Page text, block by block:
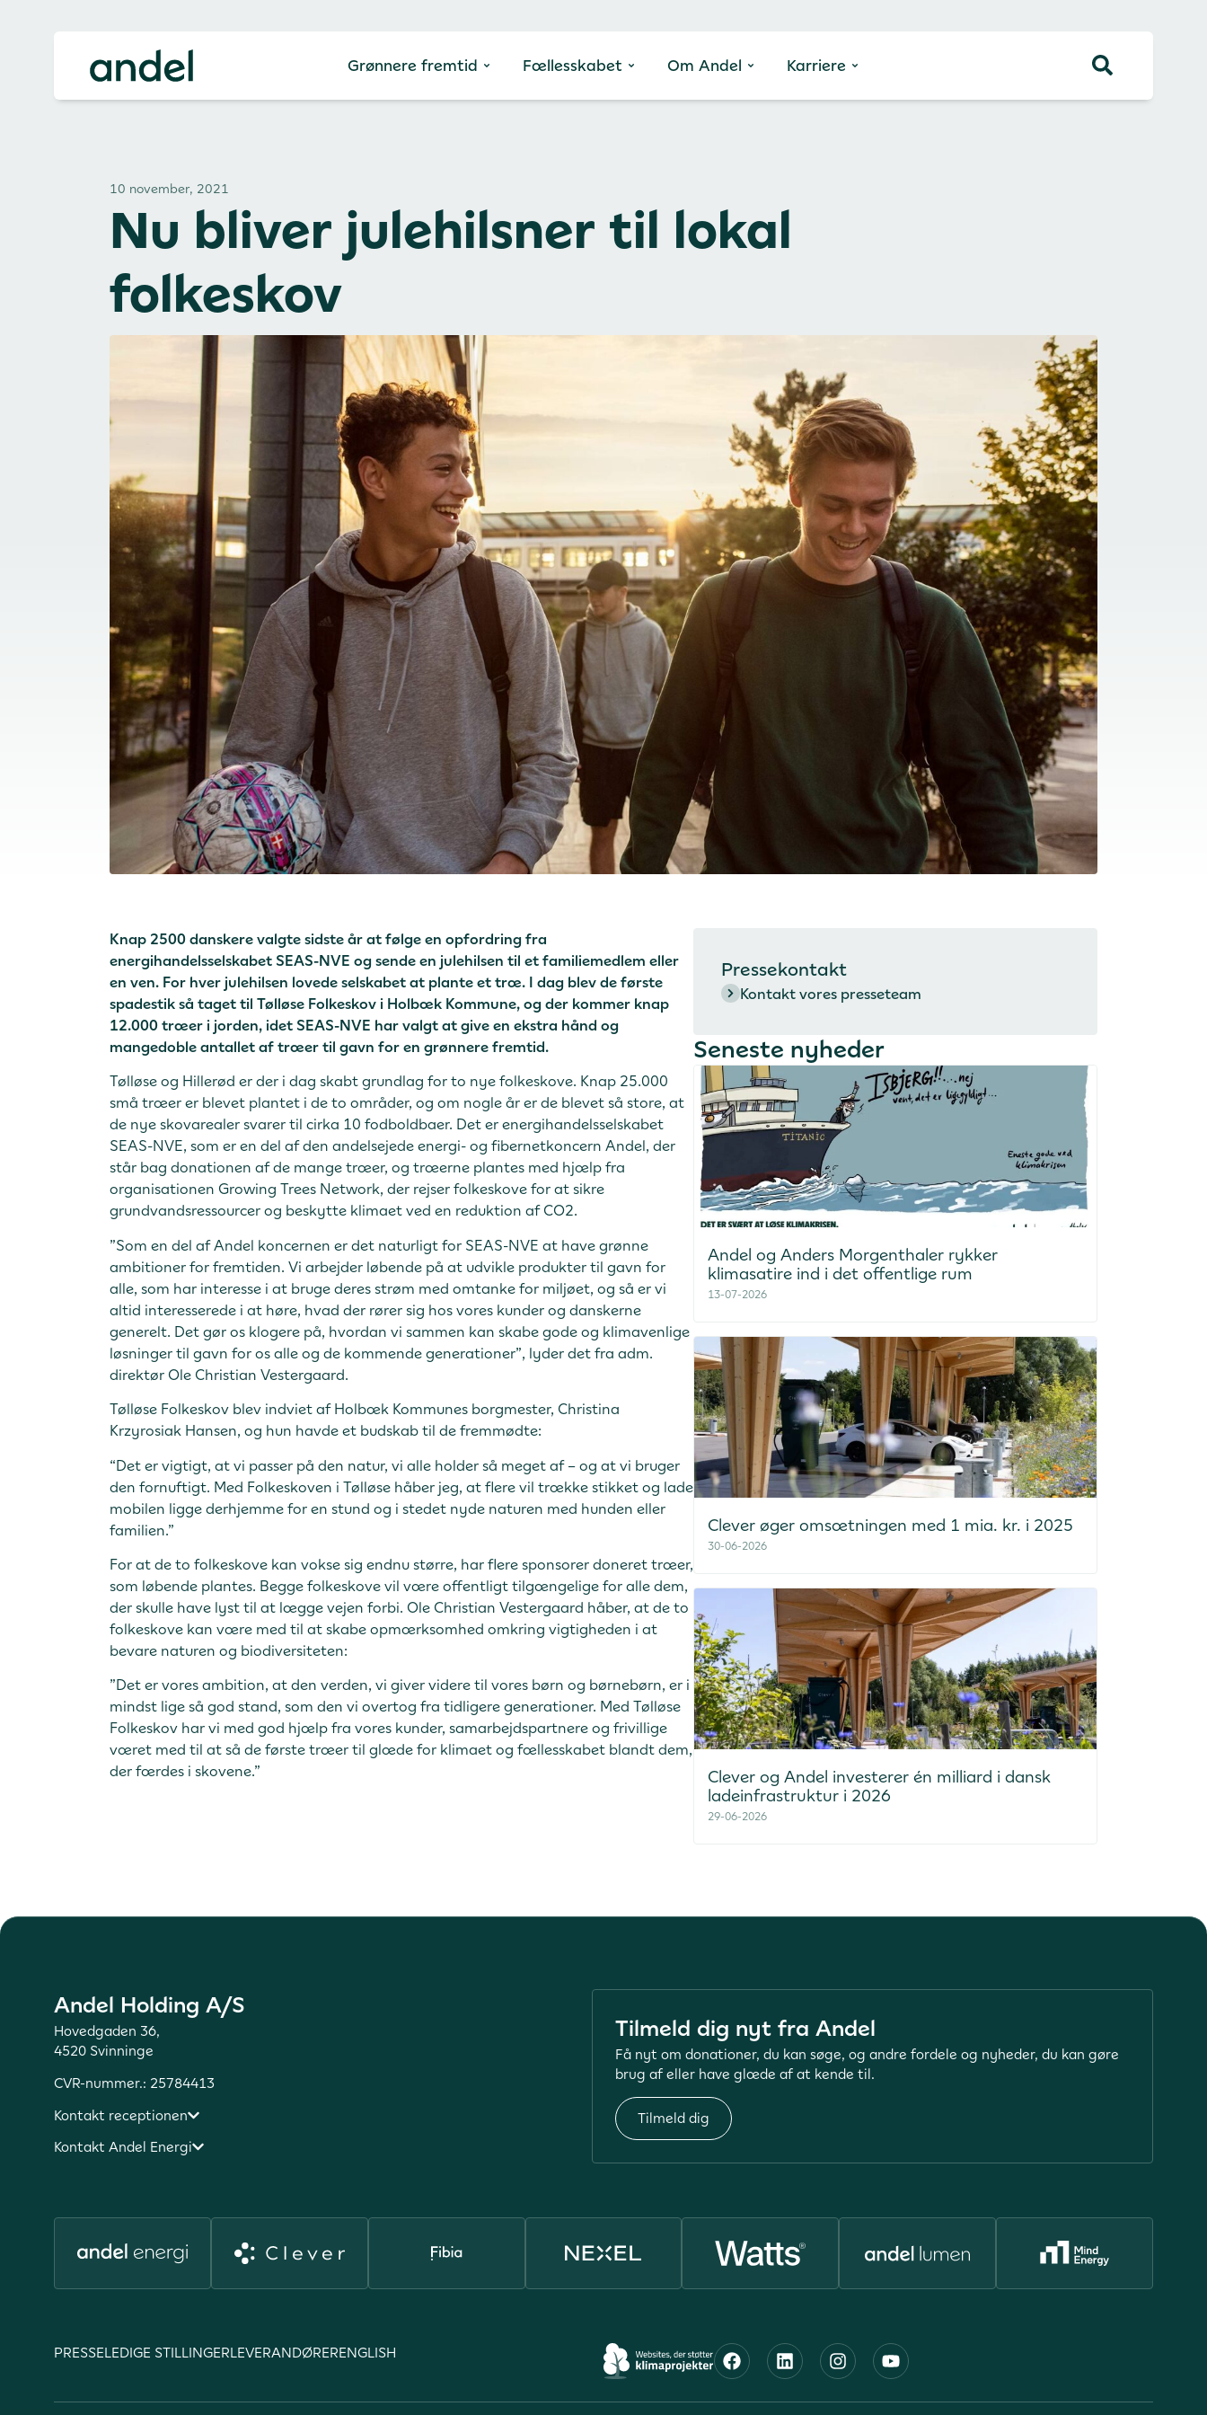
Grønnere fremtid Fællesskabet Om Andel Karriere
10 november, 2021
Nu bliver julehilsner til lokal
folkeskov
Knap 2500 danskere valgte sidste år at følge en opfordring fra
energihandelsselskabet SEAS-NVE og sende en julehilsen til et familiemedlem eller
en ven. For hver julehilsen lovede selskabet at plante et træ. I dag blev de første
spadestik så taget til Tølløse Folkeskov i Holbæk Kommune, og der kommer knap
12.000 træer i jorden, idet SEAS-NVE har valgt at give en ekstra hånd og
mangedoble antallet af træer til gavn for en grønnere fremtid.
Tølløse og Hillerød er der i dag skabt grundlag for to nye folkeskove. Knap 25.000
små træer er blevet plantet i de to områder, og om nogle år er de blevet så store, at
de nye skovarealer svarer til cirka 10 fodboldbaer. Det er energihandelsselskabet
SEAS-NVE, som er en del af den andelsejede energi- og fibernetkoncern Andel, der
står bag donationen af de mange træer, og træerne plantes med hjælp fra
organisationen Growing Trees Network, der rejser folkeskove for at sikre
grundvandsressourcer og beskytte klimaet ved en reduktion af CO2.
”Som en del af Andel koncernen er det naturligt for SEAS-NVE at have grønne
ambitioner for fremtiden. Vi arbejder løbende på at udvikle produkter til gavn for
alle, som har interesse i at bruge deres strøm med omtanke for miljøet, og så er vi
altid interesserede i at høre, hvad der rører sig hos vores kunder og danskerne
generelt. Det gør os klogere på, hvordan vi sammen kan skabe gode og klimavenlige
løsninger til gavn for os alle og de kommende generationer”, lyder det fra adm.
direktør Ole Christian Vestergaard.
Tølløse Folkeskov blev indviet af Holbæk Kommunes borgmester, Christina
Krzyrosiak Hansen, og hun havde et budskab til de fremmødte:
“Det er vigtigt, at vi passer på den natur, vi alle holder så meget af – og at vi bruger
den fornuftigt. Med Folkeskoven i Tølløse håber jeg, at flere vil trække stikket og lade
mobilen ligge derhjemme for en stund og i stedet nyde naturen med hunden eller
familien.”
For at de to folkeskove kan vokse sig endnu større, har flere sponsorer doneret træer,
som løbende plantes. Begge folkeskove vil være offentligt tilgængelige for alle dem,
der skulle have lyst til at lægge vejen forbi. Ole Christian Vestergaard håber, at de to
folkeskove kan være med til at skabe opmærksomhed omkring vigtigheden i at
bevare naturen og biodiversiteten:
”Det er vores ambition, at den verden, vi giver videre til vores børn og børnebørn, er i
mindst lige så god stand, som den vi overtog fra tidligere generationer. Med Tølløse
Folkeskov har vi med god hjælp fra vores kunder, samarbejdspartnere og frivillige
været med til at så de første træer til glæde for klimaet og fællesskabet blandt dem,
der færdes i skovene.”
Pressekontakt
Kontakt vores presseteam
Seneste nyheder
Andel og Anders Morgenthaler rykker
klimasatire ind i det offentlige rum
13-07-2026
Clever øger omsætningen med 1 mia. kr. i 2025
30-06-2026
Clever og Andel investerer én milliard i dansk
ladeinfrastruktur i 2026
29-06-2026
Andel Holding A/S
Hovedgaden 36,
4520 Svinninge
CVR-nummer.: 25784413
Kontakt receptionen
Kontakt Andel Energi
Tilmeld dig nyt fra Andel
Få nyt om donationer, du kan søge, og andre fordele og nyheder, du kan gøre
brug af eller have glæde af at kende til.
Tilmeld dig
PRESSELEDIGE STILLINGERLEVERANDØRERENGLISH